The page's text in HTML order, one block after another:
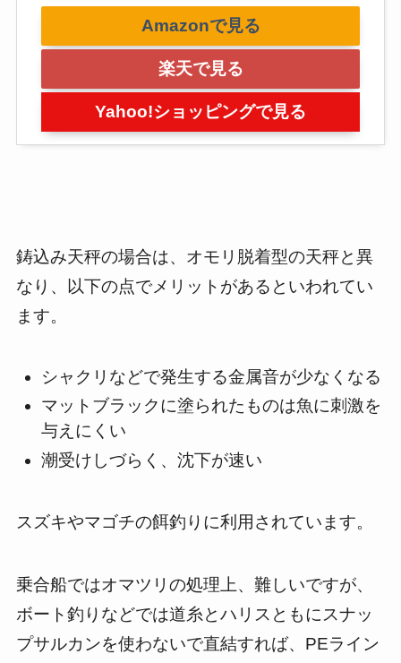
Amazonで見る
楽天で見る
Yahoo!ショッピングで見る
鋳込み天秤の場合は、オモリ脱着型の天秤と異
なり、以下の点でメリットがあるといわれてい
ます。
シャクリなどで発生する金属音が少なくなる
マットブラックに塗られたものは魚に刺激を
与えにくい
潮受けしづらく、沈下が速い
スズキやマゴチの餌釣りに利用されています。
乗合船ではオマツリの処理上、難しいですが、
ボート釣りなどでは道糸とハリスともにスナッ
プサルカンを使わないで直結すれば、PEライン